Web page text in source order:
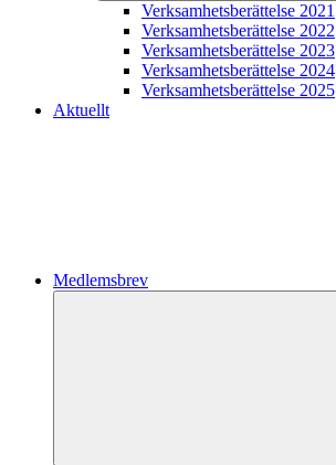
Verksamhetsberättelse 2021
Verksamhetsberättelse 2022
Verksamhetsberättelse 2023
Verksamhetsberättelse 2024
Verksamhetsberättelse 2025
Aktuellt
Medlemsbrev